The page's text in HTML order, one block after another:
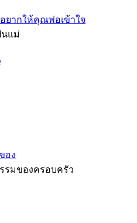
นแม่
รมของครอบครัว